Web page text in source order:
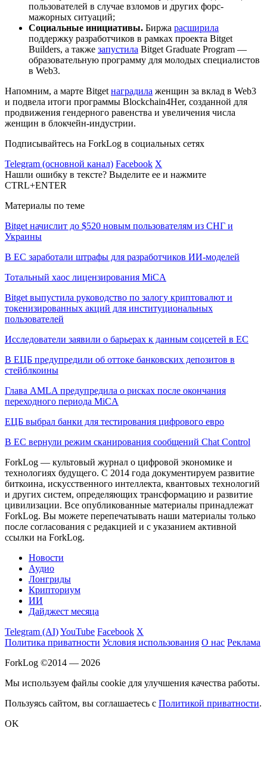
пользователей в случае взломов и других форс-
мажорных ситуаций;
Социальные инициативы. Биржа расширила
поддержку разработчиков в рамках проекта Bitget
Builders, а также запустила Bitget Graduate Program ―
образовательную программу для молодых специалистов
в Web3.
Напомним, а марте Bitget наградила женщин за вклад в Web3
и подвела итоги программы Blockchain4Her, созданной для
продвижения гендерного равенства и увеличения числа
женщин в блокчейн-индустрии.
Подписывайтесь на ForkLog в социальных сетях
Telegram (основной канал) Facebook X
Нашли ошибку в тексте? Выделите ее и нажмите
CTRL+ENTER
Материалы по теме
Bitget начислит до $520 новым пользователям из СНГ и
Украины
В ЕС заработали штрафы для разработчиков ИИ-моделей
Тотальный хаос лицензирования MiCA
Bitget выпустила руководство по залогу криптовалют и
токенизированных акций для институциональных
пользователей
Исследователи заявили о барьерах к данным соцсетей в ЕС
В ЕЦБ предупредили об оттоке банковских депозитов в
стейблкоины
Глава AMLA предупредила о рисках после окончания
переходного периода MiCA
ЕЦБ выбрал банки для тестирования цифрового евро
В ЕС вернули режим сканирования сообщений Chat Control
ForkLog — культовый журнал о цифровой экономике и
технологиях будущего. С 2014 года документируем развитие
биткоина, искусственного интеллекта, квантовых технологий
и других систем, определяющих трансформацию и развитие
цивилизации. Все опубликованные материалы принадлежат
ForkLog. Вы можете перепечатывать наши материалы только
после согласования с редакцией и с указанием активной
ссылки на ForkLog.
Новости
Аудио
Лонгриды
Крипториум
ИИ
Дайджест месяца
Telegram (AI)YouTube Facebook X
Политика приватности Условия использования О нас Реклама
ForkLog ©2014 — 2026
Мы используем файлы cookie для улучшения качества работы.
Пользуясь сайтом, вы соглашаетесь с Политикой приватности.
OK